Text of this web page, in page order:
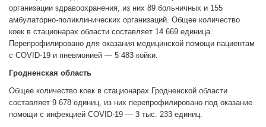
организации здравоохранения, из них 89 больничных и 155
амбулаторно-поликлинических организаций. Общее количество
коек в стационарах области составляет 14 669 единица.
Перепрофилировано для оказания медицинской помощи пациентам
с COVID-19 и пневмонией — 5 483 койки.
Гродненская область
Общее количество коек в стационарах Гродненской области
составляет 9 678 единиц, из них перепрофилировано под оказание
помощи с инфекцией COVID-19 — 3 тыс. 233 единиц.